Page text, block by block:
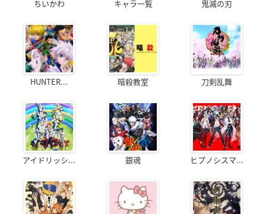
ちいかわ キャラ一覧 鬼滅の刃
HUNTER... 暗殺教室 刀剣乱舞
アイドリッシ... 銀魂 ヒプノシスマ...